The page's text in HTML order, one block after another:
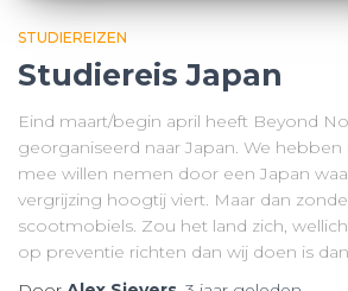
STUDIEREIZEN
Studiereis Japan
Eind maart/begin april heeft Beyond
georganiseerd naar Japan. We hebben
mee willen nemen door een Japan
vergrijzing hoogtij viert. Maar dan
scootmobiels. Zou het land zich,
op preventie richten dan wij doen is dan